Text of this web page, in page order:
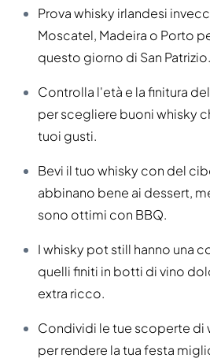
Prova whisky irlandesi
Moscatel, Madeira o Porto
questo giorno di San Patrizio.
Controlla l'età e la finitura
per scegliere buoni whisky
tuoi gusti.
Bevi il tuo whisky con del
abbinano bene ai dessert,
sono ottimi con BBQ.
I whisky pot still hanno una
quelli finiti in botti di vino
extra ricco.
Condividi le tue scoperte di
per rendere la tua festa